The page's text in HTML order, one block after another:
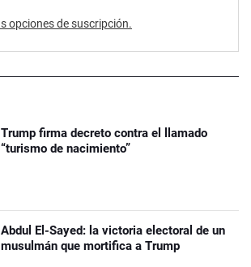
opciones de suscripción.
Trump firma decreto contra el llamado
“turismo de nacimiento”
Abdul El-Sayed: la victoria electoral de un
musulmán que mortifica a Trump